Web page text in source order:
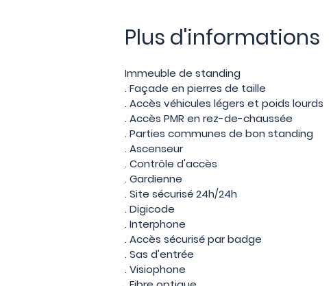
Plus d'informations
Immeuble de standing
. Façade en pierres de taille
. Accès véhicules légers et poids lourds
. Accès PMR en rez-de-chaussée
. Parties communes de bon standing
. Ascenseur
. Contrôle d'accès
. Gardienne
. Site sécurisé 24h/24h
. Digicode
. Interphone
. Accès sécurisé par badge
. Sas d'entrée
. Visiophone